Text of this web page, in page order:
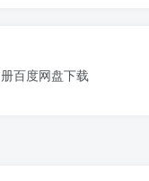
百度网盘下载